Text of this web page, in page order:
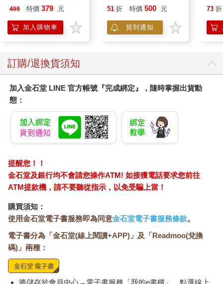
499 特價 379 元
加入購物車
51 折 特價 500 元
貨到通知
73 折
訂購/退換貨須知
加入金石堂 LINE 官方帳號『完成綁定』，隨時掌握出貨動
態：
提醒您！！
金石堂及銀行均不會請您操作ATM! 如接獲電話要求您前往
ATM提款機，請不要聽從指示，以免受騙上當！
購買須知：
使用金石堂電子書服務即為同意金石堂電子書服務條款。
電子書分為「金石堂(線上閱讀+APP)」及「Readmoo(兌換
碼)」兩種：